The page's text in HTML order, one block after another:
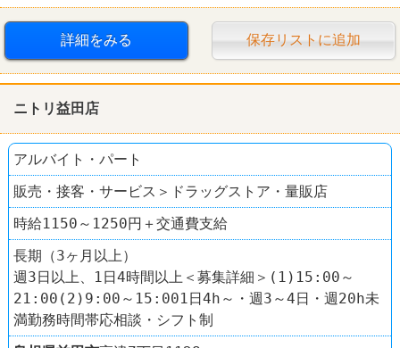
詳細をみる 保存リストに追加
ニトリ益田店
アルバイト・パート
販売・接客・サービス＞ドラッグストア・量販店
時給1150～1250円＋交通費支給
長期（3ヶ月以上）
週3日以上、1日4時間以上＜募集詳細＞(1)15:00～
21:00(2)9:00～15:001日4h～・週3～4日・週20h未
満勤務時間帯応相談・シフト制